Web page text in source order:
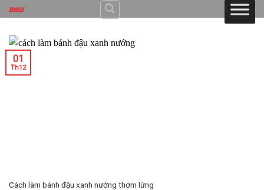
Skip
to
content
Cách làm bánh đậu xanh nướng thơm lừng
01
Th12